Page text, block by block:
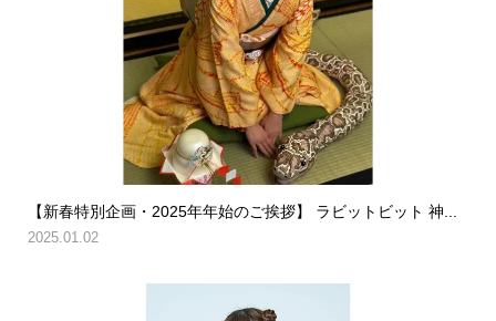
【新春特別企画・2025年年始のご挨拶】 ラビットビット 神...
2025.01.02